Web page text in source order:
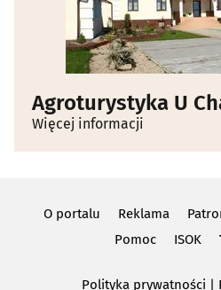
Agroturystyka U
Więcej informacji
O portalu Reklama
Pomoc
ISOK
Polityka prywatności |